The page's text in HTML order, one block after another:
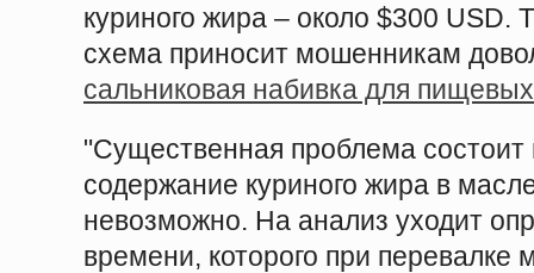
куриного жира – около $300 USD.
схема приносит мошенникам
сальниковая набивка для
"Существенная проблема состоит
содержание куриного жира в
невозможно. На анализ уходит
времени, которого при